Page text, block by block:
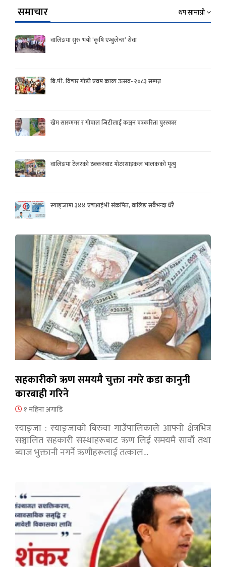
समाचार थप सामाग्री
वालिङमा सुरु भयो ‘कृषि एम्बुलेन्स’ सेवा
बि.पी. विचार गोष्ठी एवम काव्य उत्सव- २०८३ सम्पन्न
खेम सारुमगर र गोपाल जिटीलाई कञ्चन पत्रकरिता पुरस्कार
वालिङमा टेलरको ठक्करबाट मोटरसाइकल चालकको मृत्यु
स्याङ्जामा ३४४ एचआईभी संक्रमित, वालिङ सबैभन्दा धेरै
सहकारीको ऋण समयमै चुक्ता नगरे कडा कानुनी
कारबाही गरिने
१ महिना अगाडि
स्याङ्जा : स्याङ्जाको बिरुवा गाउँपालिकाले आफ्नो क्षेत्रभित्र
सञ्चालित सहकारी संस्थाहरूबाट ऋण लिई समयमै सावाँ तथा
ब्याज भुक्तानी नगर्ने ऋणीहरूलाई तत्काल…